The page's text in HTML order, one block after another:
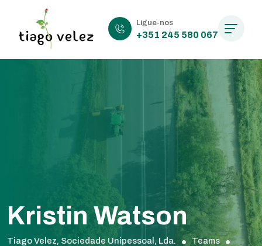
Ligue-nos
+351 245 580 067
Kristin Watson
Tiago Velez, Sociedade Unipessoal, Lda.
Teams